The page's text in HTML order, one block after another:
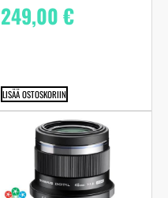
249,00€
LISÄÄ OSTOSKORIIN